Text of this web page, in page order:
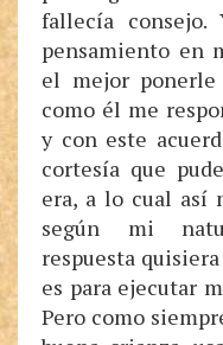
fallecía
pensamiento en
el mejor ponerle
como él me
y con este
cortesía que
era, a lo cual así
según mi
respuesta
es para ejecutar
Pero como